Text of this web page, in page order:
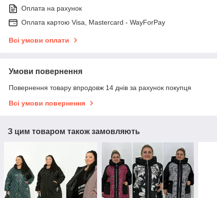
Оплата на рахунок
Оплата картою Visa, Mastercard - WayForPay
Всі умови оплати
Умови повернення
Повернення товару впродовж 14 днів за рахунок покупця
Всі умови повернення
З цим товаром також замовляють